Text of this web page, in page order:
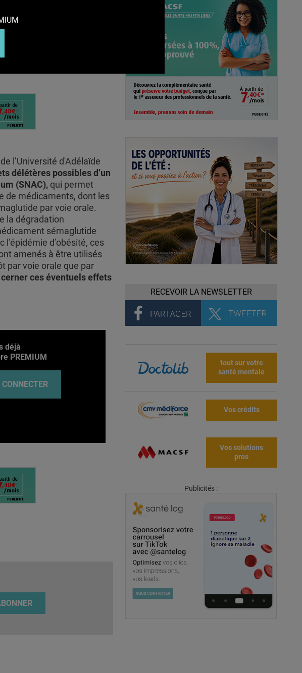
l’Université d'Adélaïde
délétères possibles d’un
(SNAC), qui permet
de médicaments, dont les
par voie orale.
la dégradation
sémaglutide
l’épidémie d’obésité, ces
amenés à être utilisés
par voie orale que par
cerner ces éventuels effets
déjà
PREMIUM
CONNECTER
RECEVOIR LA NEWSLETTER
tout sur votre
santé mentale
Vos crédits
Vos solutions
pros
Publicités :